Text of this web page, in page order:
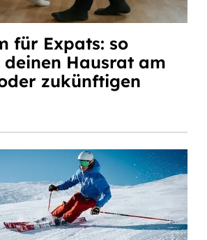
für Expats: so
Hausrat am
zukünftigen